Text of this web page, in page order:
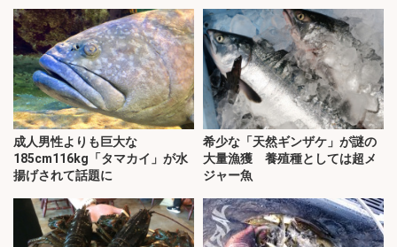
成人男性よりも巨大な
185cm116kg「タマカイ」が水
揚げされて話題に
希少な「天然ギンザケ」が謎の
大量漁獲 養殖種としては超メ
ジャー魚